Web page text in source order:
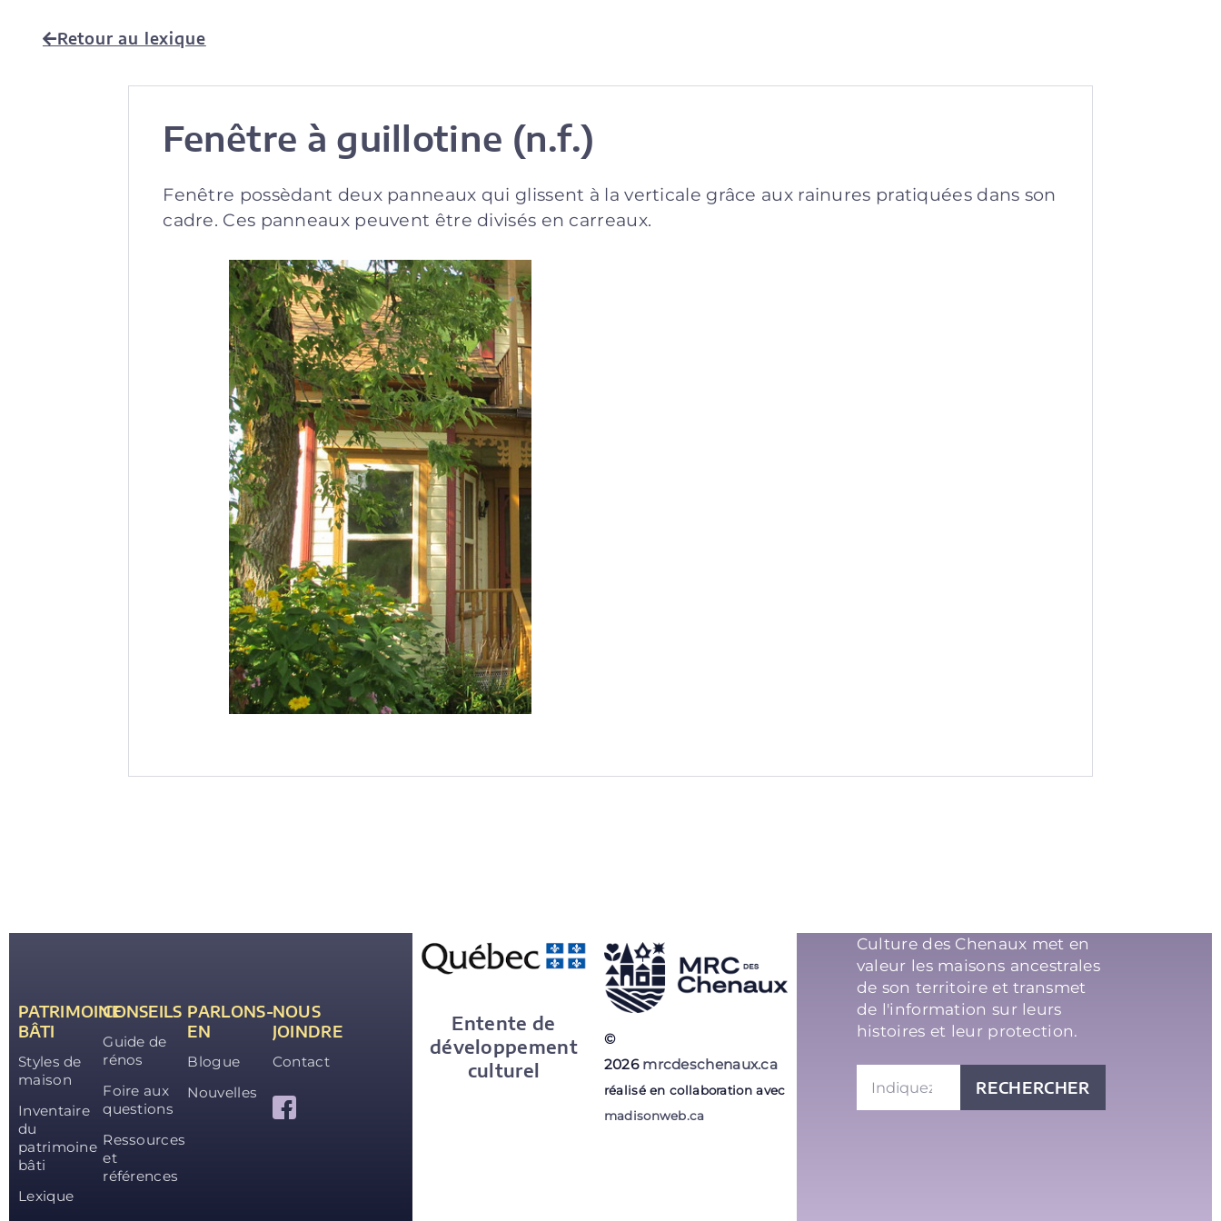
Retour au lexique
Fenêtre à guillotine (n.f.)
Fenêtre possèdant deux panneaux qui glissent à la verticale grâce aux rainures pratiquées dans son
cadre. Ces panneaux peuvent être divisés en carreaux.
PATRIMOINE
BÂTI
Styles de
maison
Inventaire
du
patrimoine
bâti
Lexique
CONSEILS
Guide de
rénos
Foire aux
questions
Ressources
et
références
PARLONS-
EN
Blogue
Nouvelles
NOUS
JOINDRE
Contact
Entente de
développement
culturel
©
2026 mrcdeschenaux.ca
réalisé en collaboration avec
madisonweb.ca
Culture des Chenaux met en
valeur les maisons ancestrales
de son territoire et transmet
de l'information sur leurs
histoires et leur protection.
RECHERCHER